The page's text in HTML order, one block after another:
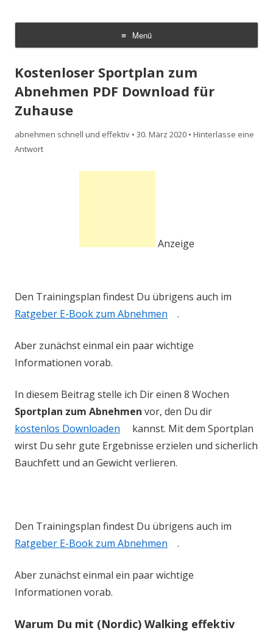
Menü
Zum
springen
Kostenloser Sportplan zum
Abnehmen PDF Download für
Zuhause
abnehmen schnell und effektiv • 30. März 2020 • Hinterlasse eine
Antwort
Anzeige
Den Trainingsplan findest Du übrigens auch im
Ratgeber E-Book zum Abnehmen
.
Aber zunächst einmal ein paar wichtige
Informationen vorab.
In diesem Beitrag stelle ich Dir einen 8 Wochen
Sportplan zum Abnehmen vor, den Du dir
kostenlos Downloaden
kannst. Mit dem Sportplan
wirst Du sehr gute Ergebnisse erzielen und sicherlich
Bauchfett und an Gewicht verlieren.
Den Trainingsplan findest Du übrigens auch im
Ratgeber E-Book zum Abnehmen
.
Aber zunächst einmal ein paar wichtige
Informationen vorab.
Warum Du mit (Nordic) Walking effektiv